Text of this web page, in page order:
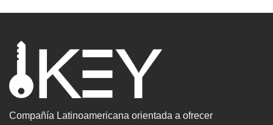
original
actual
Compañía Latinoamericana orientada a ofrecer